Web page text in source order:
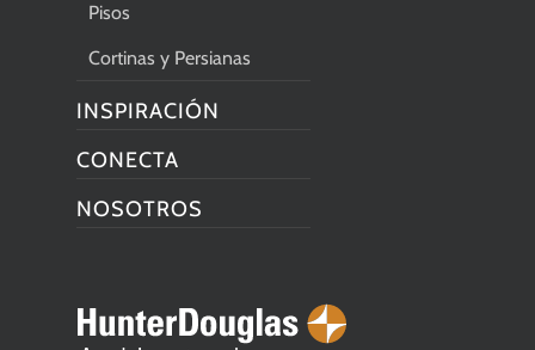
Pisos
Cortinas y Persianas
INSPIRACIÓN
CONECTA
NOSOTROS